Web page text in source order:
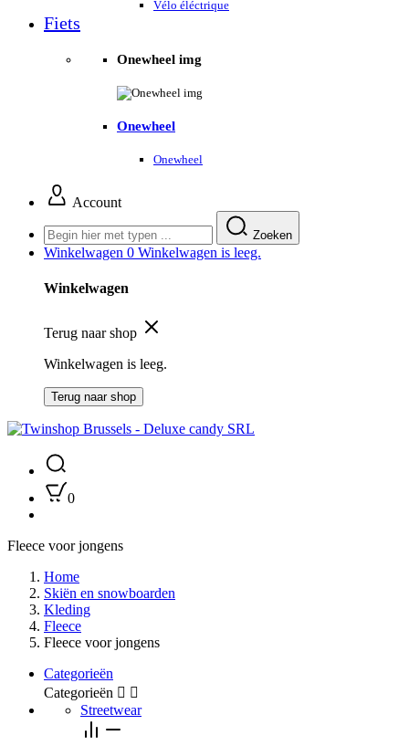
Vélo éléctrique
Fiets
Onewheel img
Onewheel
Onewheel
Account
Zoeken
Winkelwagen 0 Winkelwagen is leeg.
Winkelwagen
Terug naar shop
Winkelwagen is leeg.
Terug naar shop
0
Fleece voor jongens
Home
Skiën en snowboarden
Kleding
Fleece
Fleece voor jongens
Categorieën
Categorieën  
Streetwear